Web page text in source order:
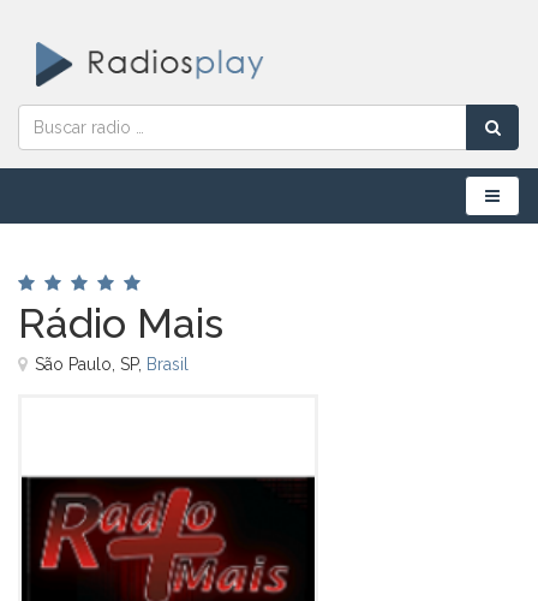
Menú
Rádio Mais
São Paulo, SP, Brasil